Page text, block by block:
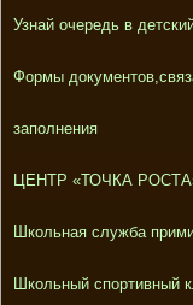
Узнай очередь в
Формы
заполнения
ЦЕНТР «ТОЧКА
Школьная служба
Школьный спортивный